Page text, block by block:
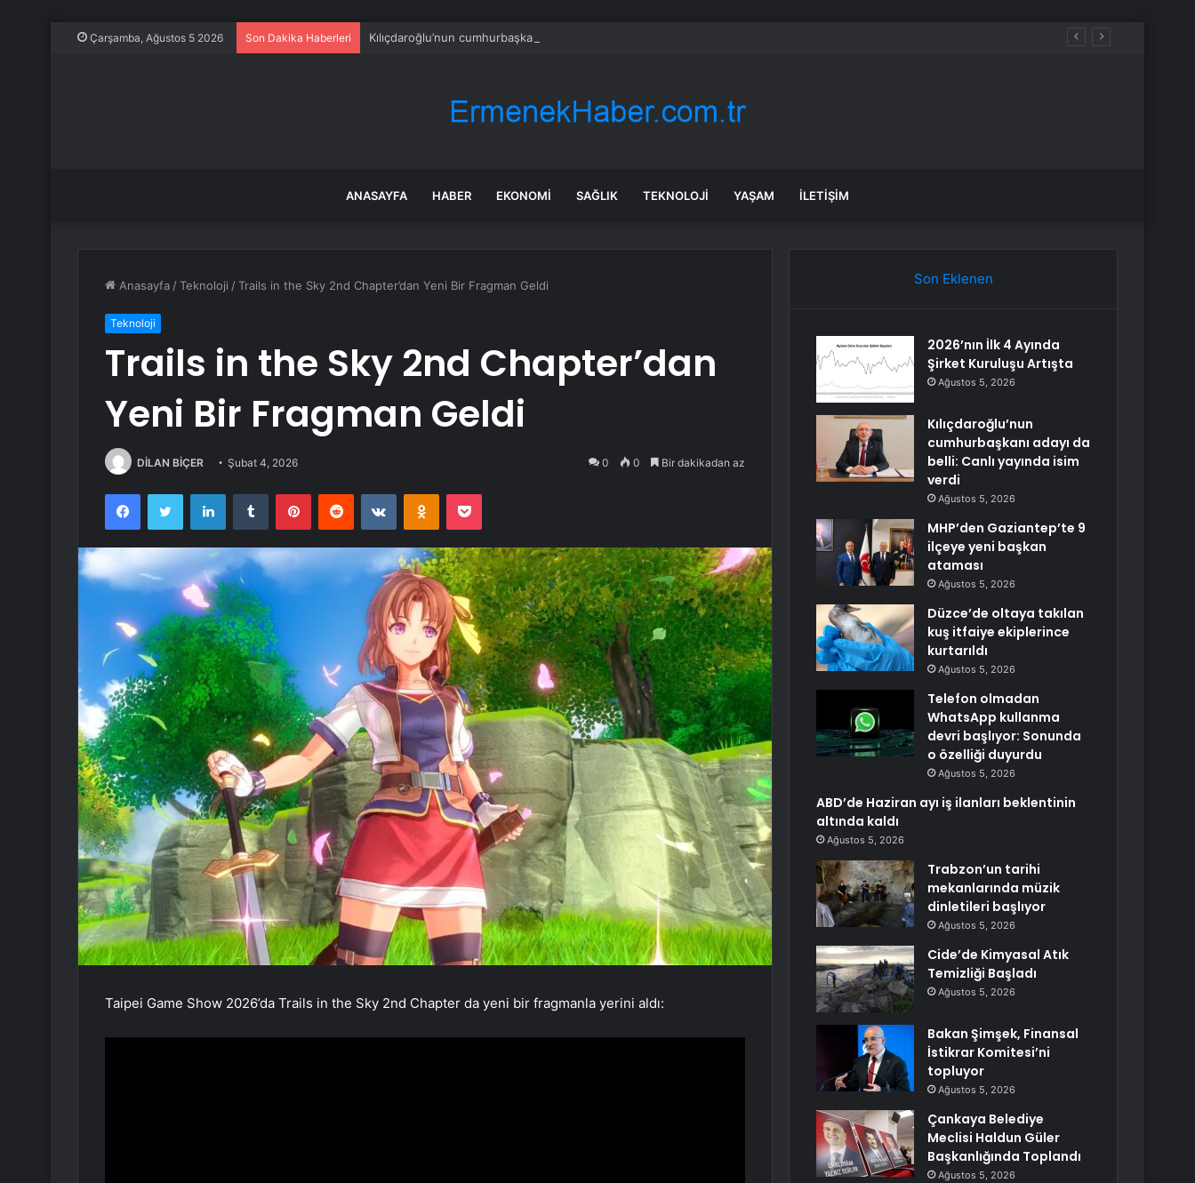
Çarşamba, Ağustos 5 2026 Son Dakika Haberleri Kılıçdaroğlu’nun cumhurbaşkanı adayı da belli: Canlı yayında isim verdi
ANASAYFA HABER EKONOMI SAĞLIK TEKNOLOJI YAŞAM İLETIŞIM
Anasayfa /Teknoloji /Trails in the Sky 2nd Chapter’dan Yeni Bir Fragman Geldi
Teknoloji
Trails in the Sky 2nd Chapter’dan
Yeni Bir Fragman Geldi
DİLAN BİÇER Şubat 4, 2026 0 0 Bir dakikadan az
FacebookTwitter LinkedInTumblr PinterestReddit VKontakteOdnoklassniki
Pocket
Taipei Game Show 2026’da Trails in the Sky 2nd Chapter da yeni bir fragmanla yerini aldı:
Son Eklenen
2026’nın İlk 4 Ayında
Şirket Kuruluşu Artışta
Ağustos 5, 2026
Kılıçdaroğlu’nun
cumhurbaşkanı adayı da
belli: Canlı yayında isim
verdi
Ağustos 5, 2026
MHP’den Gaziantep’te 9
ilçeye yeni başkan
ataması
Ağustos 5, 2026
Düzce’de oltaya takılan
kuş itfaiye ekiplerince
kurtarıldı
Ağustos 5, 2026
Telefon olmadan
WhatsApp kullanma
devri başlıyor: Sonunda
o özelliği duyurdu
Ağustos 5, 2026
ABD’de Haziran ayı iş ilanları beklentinin
altında kaldı
Ağustos 5, 2026
Trabzon’un tarihi
mekanlarında müzik
dinletileri başlıyor
Ağustos 5, 2026
Cide’de Kimyasal Atık
Temizliği Başladı
Ağustos 5, 2026
Bakan Şimşek, Finansal
İstikrar Komitesi’ni
topluyor
Ağustos 5, 2026
Çankaya Belediye
Meclisi Haldun Güler
Başkanlığında Toplandı
Ağustos 5, 2026